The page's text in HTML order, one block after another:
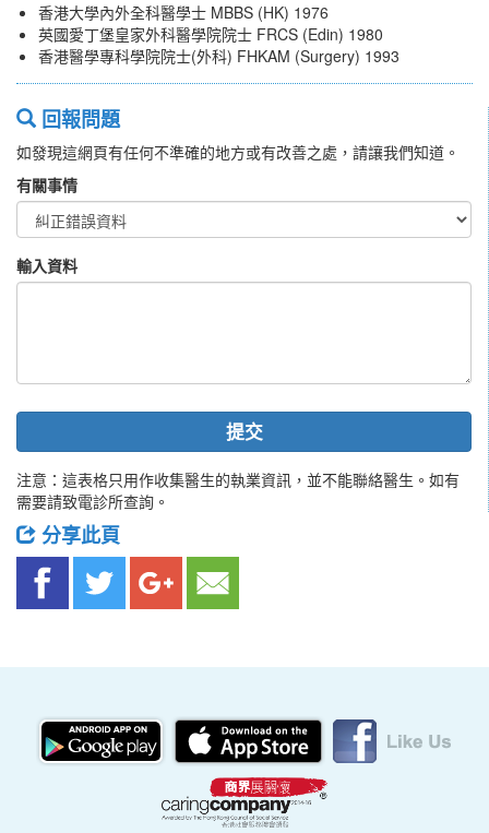
香港大學內外全科醫學士 MBBS (HK) 1976
英國愛丁堡皇家外科醫學院院士 FRCS (Edin) 1980
香港醫學專科學院院士(外科) FHKAM (Surgery) 1993
回報問題
如發現這網頁有任何不準確的地方或有改善之處，請讓我們知道。
有關事情
輸入資料
提交
注意：這表格只用作收集醫生的執業資訊，並不能聯絡醫生。如有
需要請致電診所查詢。
分享此頁